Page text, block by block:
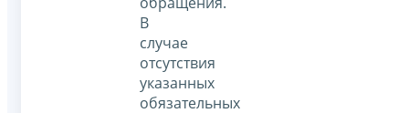
В
случае
отсутствия
указанных
обязательных